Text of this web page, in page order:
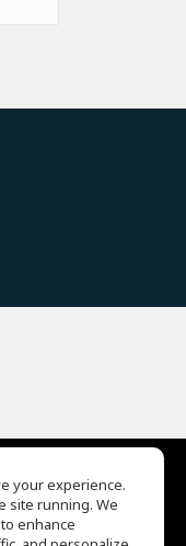
your experience.
site running. We
enhance